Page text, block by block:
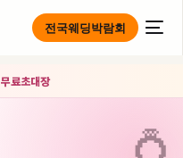
전국웨딩박람회
무료초대장